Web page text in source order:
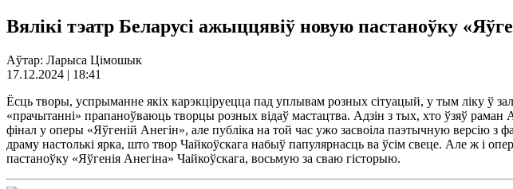
Вялікі тэатр Беларусі ажыццявіў новую пастаноўку
Аўтар: Ларыса Цімошык
17.12.2024 | 18:41
Ёсць творы, успрыманне якіх карэкціруецца пад уплывам розных сітуацый, у тым ліку ў
«прачытанні» прапаноўваюць творцы розных відаў мастацтва. Адзін з тых, хто ўзяў
фінал у оперы «Яўгеній Анегін», але публіка на той час ужо засвоіла паэтычную версію
драму настолькі ярка, што твор Чайкоўскага набыў папулярнасць ва ўсім свеце. Але ж і
пастаноўку «Яўгенія Анегіна» Чайкоўскага, восьмую за сваю гісторыю.